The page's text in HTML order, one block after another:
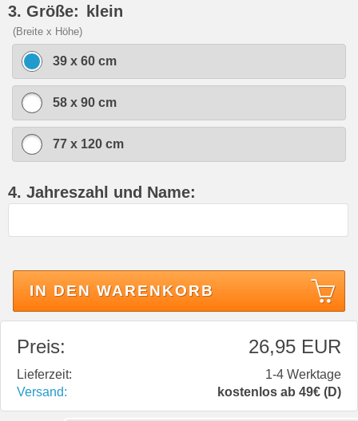
3. Größe: klein
(Breite x Höhe)
39 x 60 cm
58 x 90 cm
77 x 120 cm
4. Jahreszahl und Name:
IN DEN WARENKORB
Preis: 26,95 EUR
Lieferzeit:
1-4 Werktage
Versand:
kostenlos ab 49€ (D)